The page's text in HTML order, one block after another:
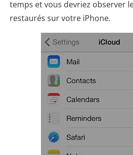
temps et vous devriez observer
restaurés sur votre iPhone.